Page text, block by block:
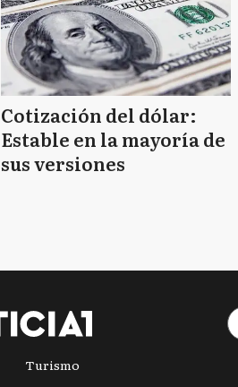
Cotización del dólar:
Estable en la mayoría de
sus versiones
Turismo